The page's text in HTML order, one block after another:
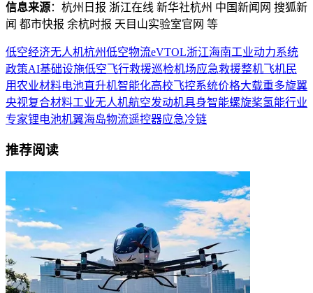
信息来源：杭州日报 浙江在线 新华社杭州 中国新闻网 搜狐新
闻 都市快报 余杭时报 天目山实验室官网 等
低空经济无人机杭州低空物流eVTOL浙江海南工业动力系统
政策AI基础设施低空飞行救援巡检机场应急救援整机飞机民
用农业材料电池直升机智能化高校飞控系统价格大载重多旋翼
央视复合材料工业无人机航空发动机具身智能螺旋桨氢能行业
专家锂电池机翼海岛物流遥控器应急冷链
推荐阅读